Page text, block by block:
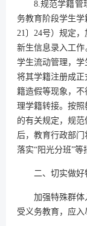
8.规范学籍管
务教育阶段学生
21〕24号）规定
新生信息录入工
学生流动管理，
将其学籍注册成
籍造假等现象，
理学籍转接。按照
的有关规定，规
后，教育行政部
落实“阳光分班”等
二、切实做
加强特殊群
受义务教育，应入